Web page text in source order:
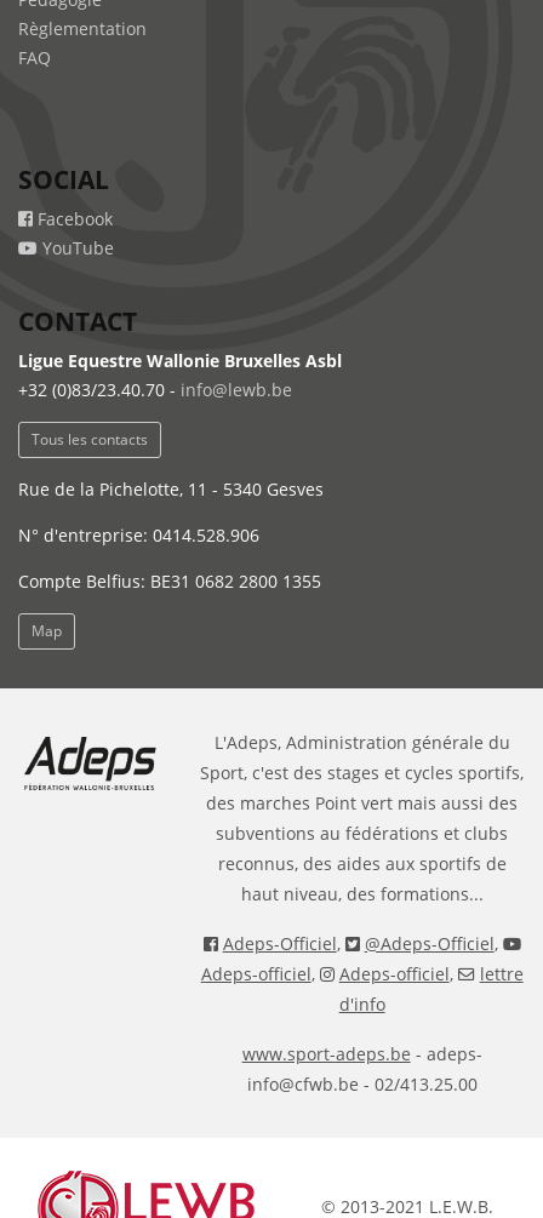
Règlementation
FAQ
SOCIAL
Facebook
YouTube
CONTACT
Ligue Equestre Wallonie Bruxelles Asbl
+32 (0)83/23.40.70 - info@lewb.be
Tous les contacts
Rue de la Pichelotte, 11 - 5340 Gesves
N° d'entreprise: 0414.528.906
Compte Belfius: BE31 0682 2800 1355
Map
L'Adeps, Administration générale du
Sport, c'est des stages et cycles sportifs,
des marches Point vert mais aussi des
subventions au fédérations et clubs
reconnus, des aides aux sportifs de
haut niveau, des formations...
Adeps-Officiel, @Adeps-Officiel,
Adeps-officiel, Adeps-officiel,
lettre
d'info
www.sport-adeps.be - adeps-
info@cfwb.be - 02/413.25.00
© 2013-2021 L.E.W.B.